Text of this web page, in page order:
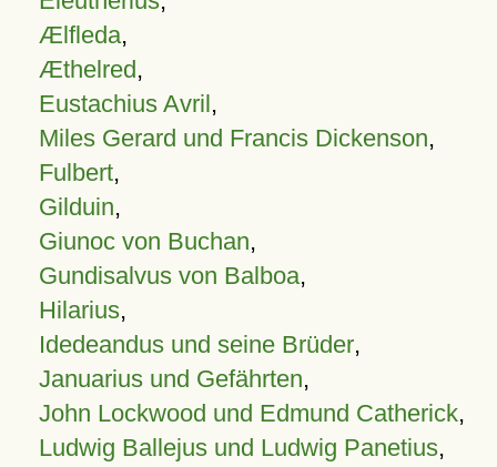
Ælfleda,
Æthelred,
Eustachius Avril,
Miles Gerard und Francis Dickenson,
Fulbert,
Gilduin,
Giunoc von Buchan,
Gundisalvus von Balboa,
Hilarius,
Idedeandus und seine Brüder,
Januarius und Gefährten,
John Lockwood und Edmund Catherick,
Ludwig Ballejus und Ludwig Panetius,